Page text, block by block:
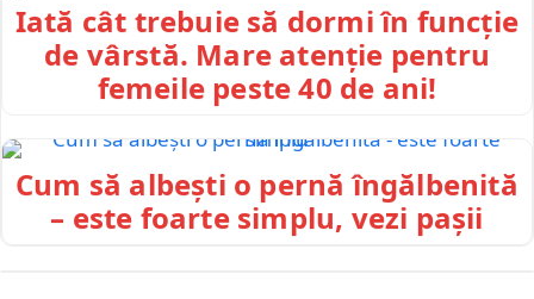
Iată cât trebuie să dormi în funcție
de vârstă. Mare atenție pentru
femeile peste 40 de ani!
Cum să albești o pernă îngălbenită
– este foarte simplu, vezi pașii